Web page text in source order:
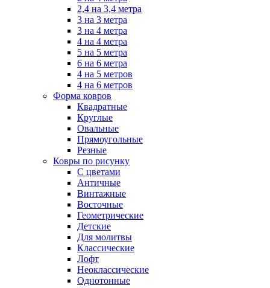
2,4 на 3,4 метра
3 на 3 метра
3 на 4 метра
4 на 4 метра
5 на 5 метра
6 на 6 метра
4 на 5 метров
4 на 6 метров
Форма ковров
Квадратные
Круглые
Овальные
Прямоугольные
Резные
Ковры по рисунку
C цветами
Античные
Винтажные
Восточные
Геометрические
Детские
Для молитвы
Классические
Лофт
Неоклассические
Однотонные